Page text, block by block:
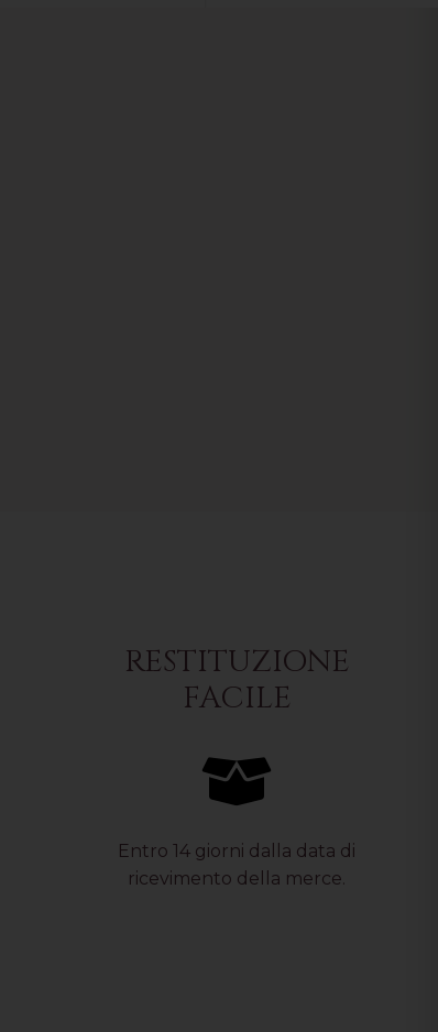
RESTITUZIONE
FACILE
Entro 14 giorni dalla data di
ricevimento della merce.